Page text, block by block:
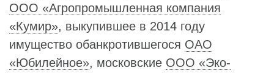
ООО «Агропромышленная компания
«Кумир», выкупившее в 2014 году
имущество обанкротившегося ОАО
«Юбилейное», московские ООО «Эко-